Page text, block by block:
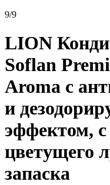
9/9
LION
Soflan
Aroma с
и
эффектом,
цветущего
запаска